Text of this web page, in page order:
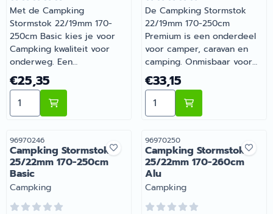
Met de Campking
Stormstok 22/19mm 170-
250cm Basic kies je voor
Campking kwaliteit voor
onderweg. Een
betrouwbare keuze voor
onderweg en op de
camping. Barsema
Recreatie levert camper-,
campingonderdelen met
deskundig advies.
Prijs: 25,35
€25,35
Aantal kiezen voor Campking Stormstok 22/19mm
De Campking Stormstok
22/19mm 170-250cm
Premium is een onderdeel
voor camper, caravan en
camping. Onmisbaar voor
wie comfortabel op pad
gaat met de camper of
caravan. Bij Barsema
Recreatie, specialist in
caravanonderdelen, vind je
het juiste artikel met
persoonlijk advies.
Prijs: 33,15
€33,15
Aantal kiezen voor
Artikelnummer
96970246
Campking Stormstok
25/22mm 170-250cm
Basic
Merk:
Campking
Artikelnummer
96970250
Campking Stormstok
25/22mm 170-260cm
Alu
Merk:
Campking